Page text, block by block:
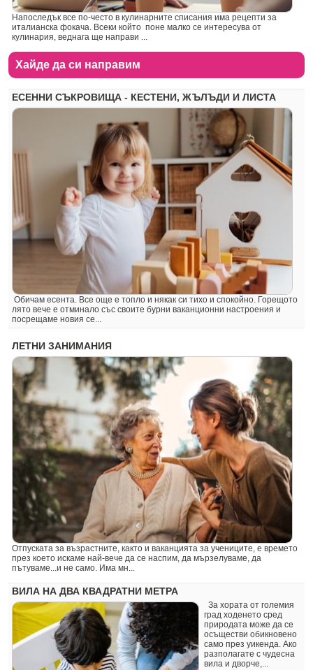
Напоследък все по-често в кулинарните списания има рецепти за
италианска фокача. Всеки който поне малко се интересува от
кулинария, веднага ще направи ...
Хайде да си направим
ЕСЕННИ СЪКРОВИЩА - КЕСТЕНИ, ЖЪЛЪДИ И ЛИСТА
Обичам есента. Все още е топло и някак си тихо и спокойно. Горещото
лято вече е отминало със своите бурни ваканционни настроения и
посрещаме новия се...
ЛЕТНИ ЗАНИМАНИЯ
Отпуската за възрастните, както и ваканцията за учениците, е времето
през което искаме най-вече да се наспим, да мързелуваме, да
пътуваме...и не само. Има мн...
ВИЛА НА ДВА КВАДРАТНИ МЕТРА
За хората от големия
град ходенето сред
природата може да се
осъществи обикновено
само през уикенда. Ако
разполагате с чудесна
вила и дворче,...